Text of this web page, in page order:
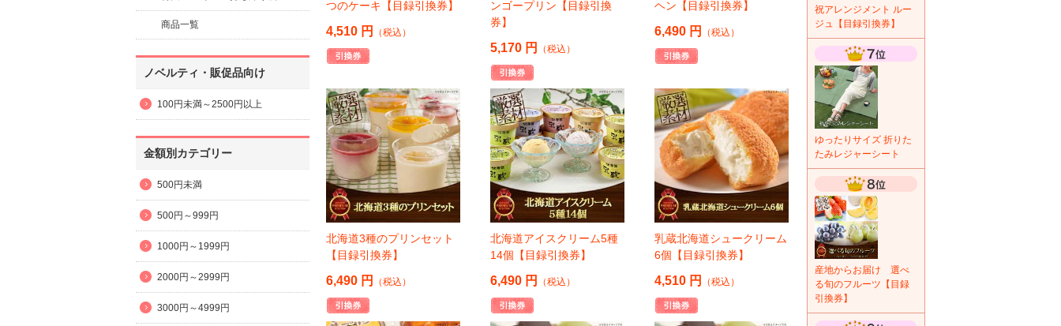
商品一覧
ノベルティ・販促品向け
100円未満～2500円以上
金額別カテゴリー
500円未満
500円～999円
1000円～1999円
2000円～2999円
3000円～4999円
つのケーキ【目録引換券】
4,510 円 （税込）
ンゴープリン【目録引換
券】
5,170 円 （税込）
ヘン【目録引換券】
6,490 円 （税込）
北海道3種のプリンセット
【目録引換券】
6,490 円 （税込）
北海道アイスクリーム5種
14個【目録引換券】
6,490 円 （税込）
乳蔵北海道シュークリーム
6個【目録引換券】
4,510 円 （税込）
祝アレンジメント ルー
ジュ【目録引換券】
ゆったりサイズ 折りた
たみレジャーシート
産地からお届け 選べ
る旬のフルーツ【目録
引換券】